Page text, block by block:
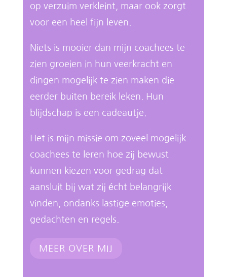
op verzuim verkleint, maar ook zorgt
voor een heel fijn leven.
Niets is mooier dan mijn coachees te
zien groeien in hun veerkracht en
dingen mogelijk te zien maken die
eerder buiten bereik leken. Hun
blijdschap is een cadeautje.
Het is mijn missie om zoveel mogelijk
coachees te leren hoe zij bewust
kunnen kiezen voor gedrag dat
aansluit bij wat zij écht belangrijk
vinden, ondanks lastige emoties,
gedachten en regels.
MEER OVER MIJ